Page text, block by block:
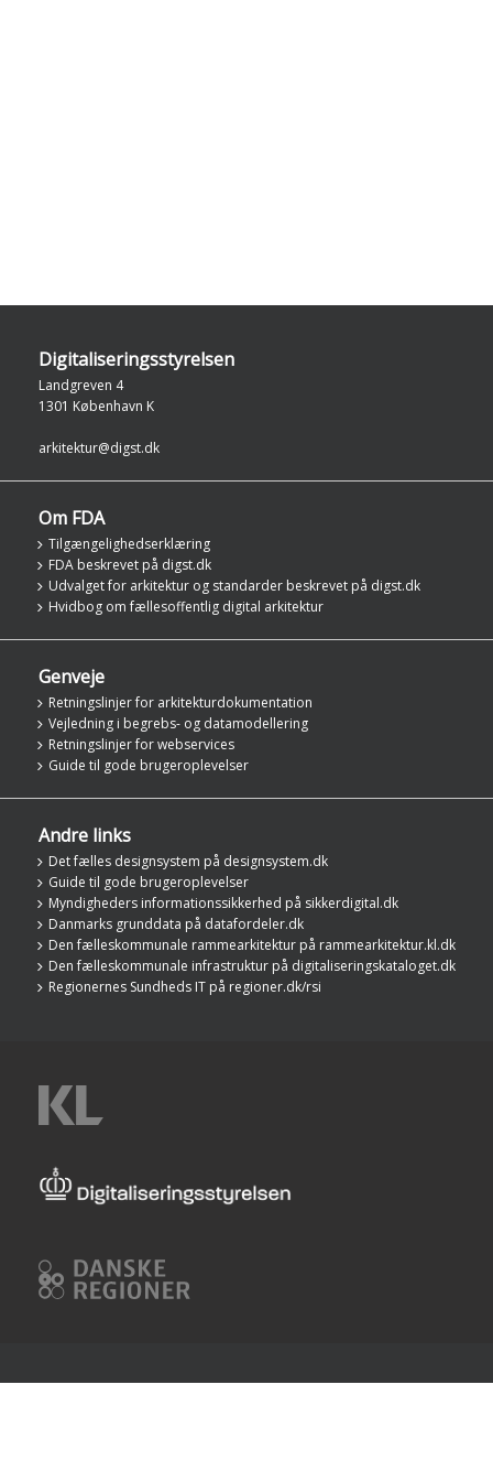
Digitaliseringsstyrelsen
Landgreven 4
1301 København K
arkitektur@digst.dk
Om FDA
Tilgængelighedserklæring
FDA beskrevet på digst.dk
Udvalget for arkitektur og standarder beskrevet på digst.dk
Hvidbog om fællesoffentlig digital arkitektur
Genveje
Retningslinjer for arkitekturdokumentation
Vejledning i begrebs- og datamodellering
Retningslinjer for webservices
Guide til gode brugeroplevelser
Andre links
Det fælles designsystem på designsystem.dk
Guide til gode brugeroplevelser
Myndigheders informationssikkerhed på sikkerdigital.dk
Danmarks grunddata på datafordeler.dk
Den fælleskommunale rammearkitektur på rammearkitektur.kl.dk
Den fælleskommunale infrastruktur på digitaliseringskataloget.dk
Regionernes Sundheds IT på regioner.dk/rsi